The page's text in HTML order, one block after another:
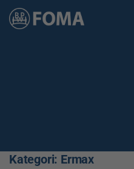
Kategori: Ermax